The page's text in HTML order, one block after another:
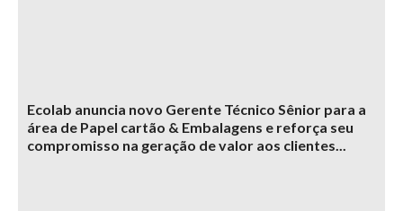
Ecolab anuncia novo Gerente Técnico Sênior para a
área de Papel cartão & Embalagens e reforça seu
compromisso na geração de valor aos clientes...